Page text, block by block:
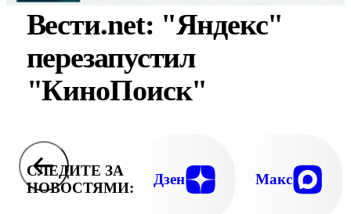
Вести.net: "Яндекс"
перезапустил
"КиноПоиск"
СЛЕДИТЕ ЗА
НОВОСТЯМИ:
Дзен Макс